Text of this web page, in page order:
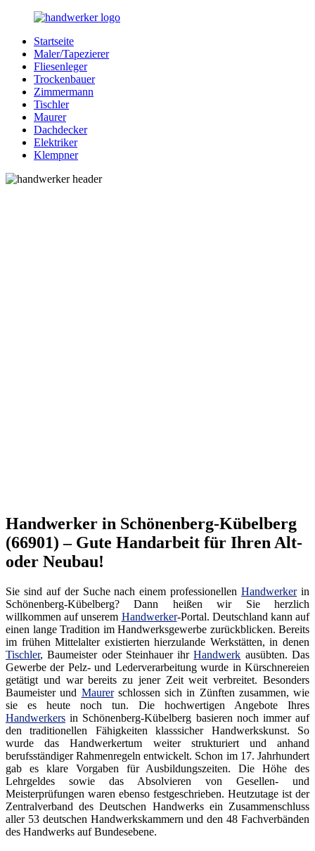
Zurück
Inhalt
Bessere-
Handwerker.de
Handwerker
Ihrer
Nähe
Startseite
Maler/Tapezierer
Fliesenleger
Trockenbauer
Zimmermann
Tischler
Maurer
Dachdecker
Elektriker
Klempner
Handwerker in Schönenberg-Kübelberg
(66901) – Gute Handarbeit für Ihren Alt-
oder Neubau!
Sie sind auf der Suche nach einem professionellenHandwerkerin
Schönenberg-Kübelberg? Dann heißen wir Sie herzlich
willkommen auf unserem Handwerker-Portal. Deutschland kann auf
einen lange Tradition im Handwerksgewerbe zurückblicken. Bereits
im frühen Mittelalter existierten hierzulande Werkstätten, in denen
Tischler, Baumeister oder Steinhauer ihrHandwerk ausübten. Das
Gewerbe der Pelz- und Lederverarbeitung wurde in Kürschnereien
getätigt und war bereits zu jener Zeit weit verbreitet. Besonders
Baumeister und Maurerschlossen sich in Zünften zusammen, wie
sie es heute noch tun. Die hochwertigen Angebote Ihres
Handwerkers in Schönenberg-Kübelberg basieren noch immer auf
den traditionellen Fähigkeiten klasssicher Handwerkskunst. So
wurde das Handwerkertum weiter strukturiert und anhand
berufsständiger Rahmenregeln entwickelt. Schon im 17. Jahrhundert
gab es klare Vorgaben für Ausbildungszeiten. Die Höhe des
Lehrgeldes sowie das Absolvieren von Gesellen- und
Meisterprüfungen waren ebenso festgeschrieben. Heutzutage ist der
Zentralverband des Deutschen Handwerks ein Zusammenschluss
aller 53 deutschen Handwerkskammern und den 48 Fachverbänden
des Handwerks auf Bundesebene.